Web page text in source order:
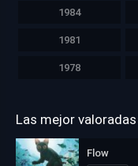
1984
1981
1978
Las mejor valoradas
Flow